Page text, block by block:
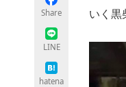
Share
LINE
hatena
いく黒